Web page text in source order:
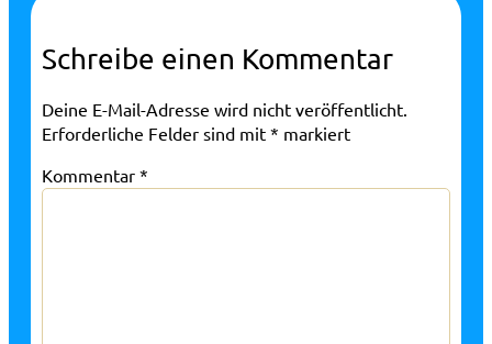
Schreibe einen Kommentar
Deine E-Mail-Adresse wird nicht veröffentlicht.
Erforderliche Felder sind mit * markiert
Kommentar *